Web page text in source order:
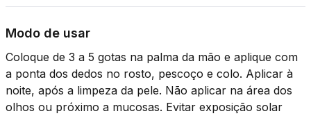
Modo de usar
Coloque de 3 a 5 gotas na palma da mão e aplique com
a ponta dos dedos no rosto, pescoço e colo. Aplicar à
noite, após a limpeza da pele. Não aplicar na área dos
olhos ou próximo a mucosas. Evitar exposição solar